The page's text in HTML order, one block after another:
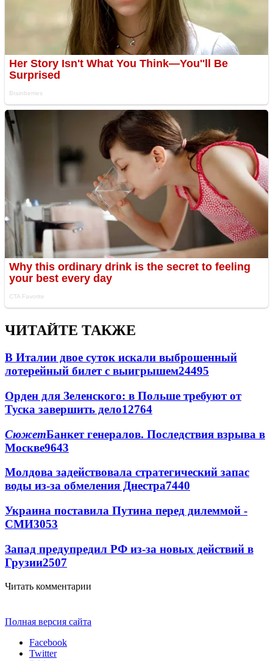
ЧИТАЙТЕ ТАКЖЕ
В Италии двое суток искали выброшенный
лотерейный билет с выигрышем24495
Орден для Зеленского: в Польше требуют от
Туска завершить дело12764
СюжетБанкет генералов. Последствия взрыва в
Москве9643
Молдова задействовала стратегический запас
воды из-за обмеления Днестра7440
Украина поставила Путина перед дилеммой -
СМИ3053
Запад предупредил РФ из-за новых действий в
Грузии2507
Читать комментарии
Полная версия сайта
Facebook
Twitter